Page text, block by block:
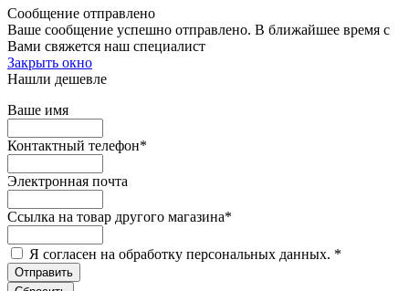
Сообщение отправлено
Ваше сообщение успешно отправлено. В ближайшее время с
Вами свяжется наш специалист
Закрыть окно
Нашли дешевле
Ваше имя
Контактный телефон*
Электронная почта
Ссылка на товар другого магазина*
Я согласен на обработку персональных данных. *